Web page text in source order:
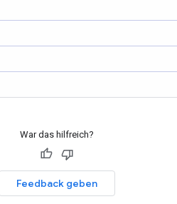
War das hilfreich?
Feedback geben